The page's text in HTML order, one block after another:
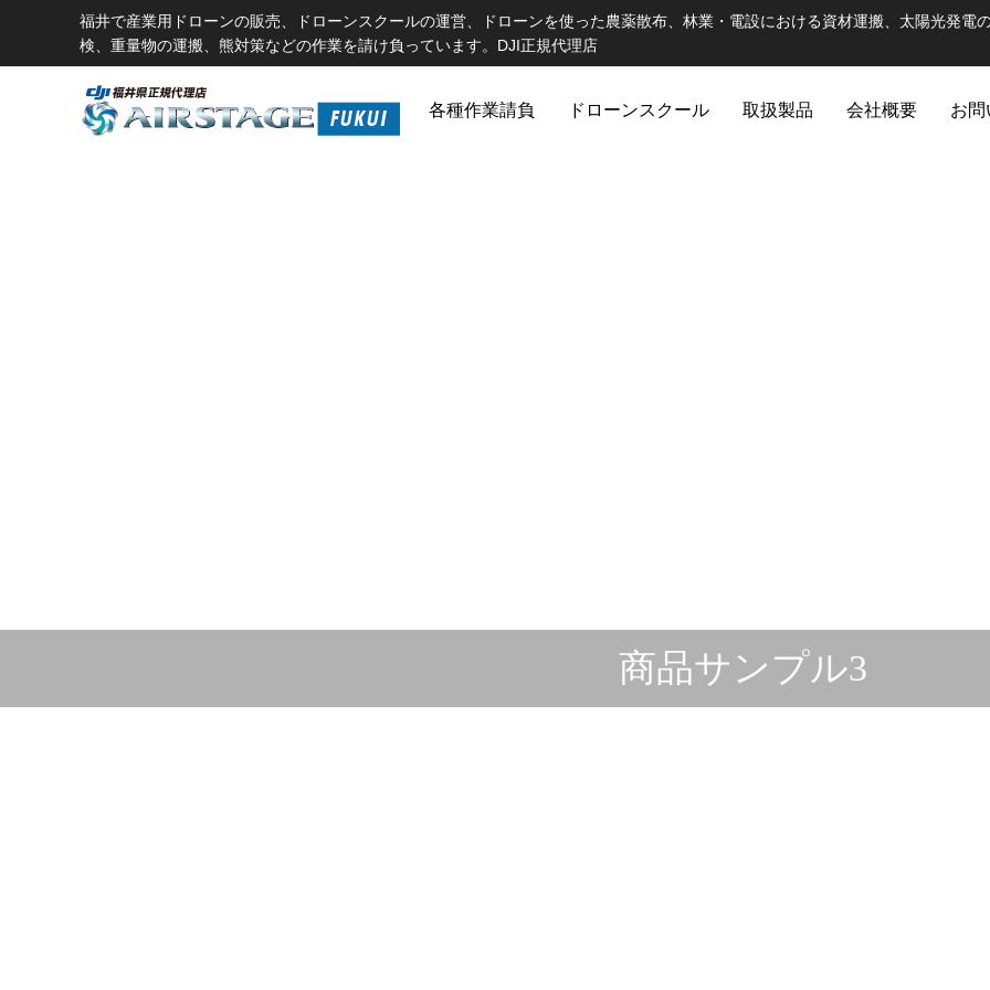
福井で産業用ドローンの販売、ドローンスクールの運営、ドローンを使った農薬散布、林業・電設における資材運搬、太陽光発電
検、重量物の運搬、熊対策などの作業を請け負っています。DJI正規代理店
各種作業請負 ドローンスクール 取扱製品 会社概要 お問
商品サンプル3